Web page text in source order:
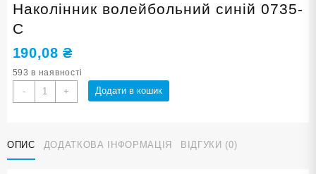
Наколінник волейбольний синій 0735-
С
190,08₴
593 в наявності
-
Наколінник
волейбольний
С
кількість
+ Додати в кошик
ОПИС ДОДАТКОВА ІНФОРМАЦІЯ ВІДГУКИ (0)